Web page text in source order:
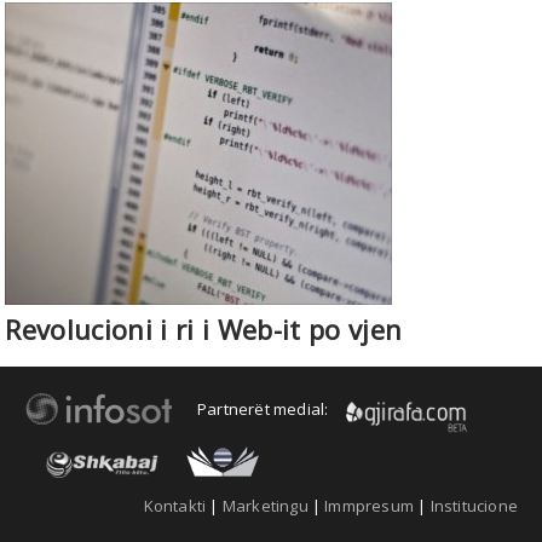
Revolucioni i ri i Web-it po vjen
Partnerët medial:
Kontakti | Marketingu | Immpresum | Institucione